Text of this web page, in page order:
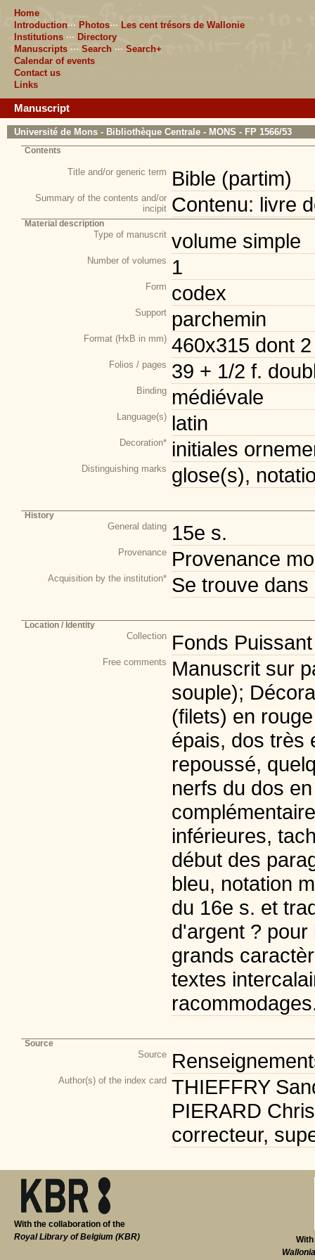
Home
Introduction··· Photos··· Les cent trésors de Wallonie
Institutions ··· Directory
Manuscripts ··· Search ··· Search+
Calendar of events
Contact us
Links
Manuscript
Université de Mons - Bibliothèque Centrale - MONS - FP 1566/53
Contents
Title and/or generic term Bible (partim)
Summary of the contents and/or
incipit Contenu: livre
Material description
Type of manuscrit volume simple
Number of volumes 1
Form codex
Support parchemin
Format (HxB in mm) 460x315 dont
Folios / pages 39 + 1/2 f.
Binding médiévale
Language(s) latin
Decoration* initiales
Distinguishing marks glose(s),
History
General dating 15e s.
Provenance Provenance
Acquisition by the institution* Se trouve
Location / Identity
Collection Fonds Puissant
Free comments
Manuscrit sur
souple);
(filets) en
épais, dos très
repoussé,
nerfs du dos
inférieures,
début des
bleu, notation
du 16e s. et
d'argent ?
grands
textes
Source
Source
Author(s) of the index card THIEFFRY
PIERARD
correcteur,
With the collaboration of the
Royal Library of Belgium (KBR)